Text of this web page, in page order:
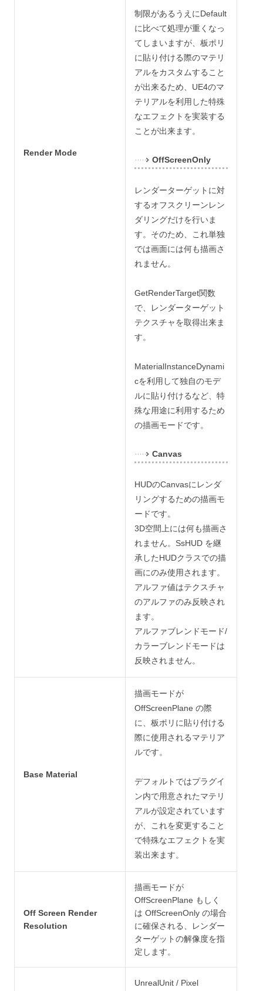
Render Mode
制限があるうえにDefault
に比べて処理が重くなっ
てしまいますが、板ポリ
に貼り付ける際のマテリ
アルをカスタムすること
が出来るため、UE4のマ
テリアルを利用した特殊
なエフェクトを実装する
ことが出来ます。
OffScreenOnly
レンダーターゲットに対
するオフスクリーンレン
ダリングだけを行いま
す。そのため、これ単独
では画面には何も描画さ
れません。
GetRenderTarget関数
で、レンダーターゲット
テクスチャを取得出来ま
す。
MaterialInstanceDynami
cを利用して独自のモデ
ルに貼り付けるなど、特
殊な用途に利用するため
の描画モードです。
Canvas
HUDのCanvasにレンダ
リングするための描画モ
ードです。
3D空間上には何も描画さ
れません。SsHUD を継
承したHUDクラスでの描
画にのみ使用されます。
アルファ値はテクスチャ
のアルファのみ反映され
ます。
アルファブレンドモード/
カラーブレンドモードは
反映されません。
Base Material
描画モードが
OffScreenPlane の際
に、板ポリに貼り付ける
際に使用されるマテリア
ルです。
デフォルトではプラグイ
ン内で用意されたマテリ
アルが設定されています
が、これを変更すること
で特殊なエフェクトを実
装出来ます。
Off Screen Render
Resolution
描画モードが
OffScreenPlane もしく
は OffScreenOnly の場合
に確保される、レンダー
ターゲットの解像度を指
定します。
UnrealUnit / Pixel